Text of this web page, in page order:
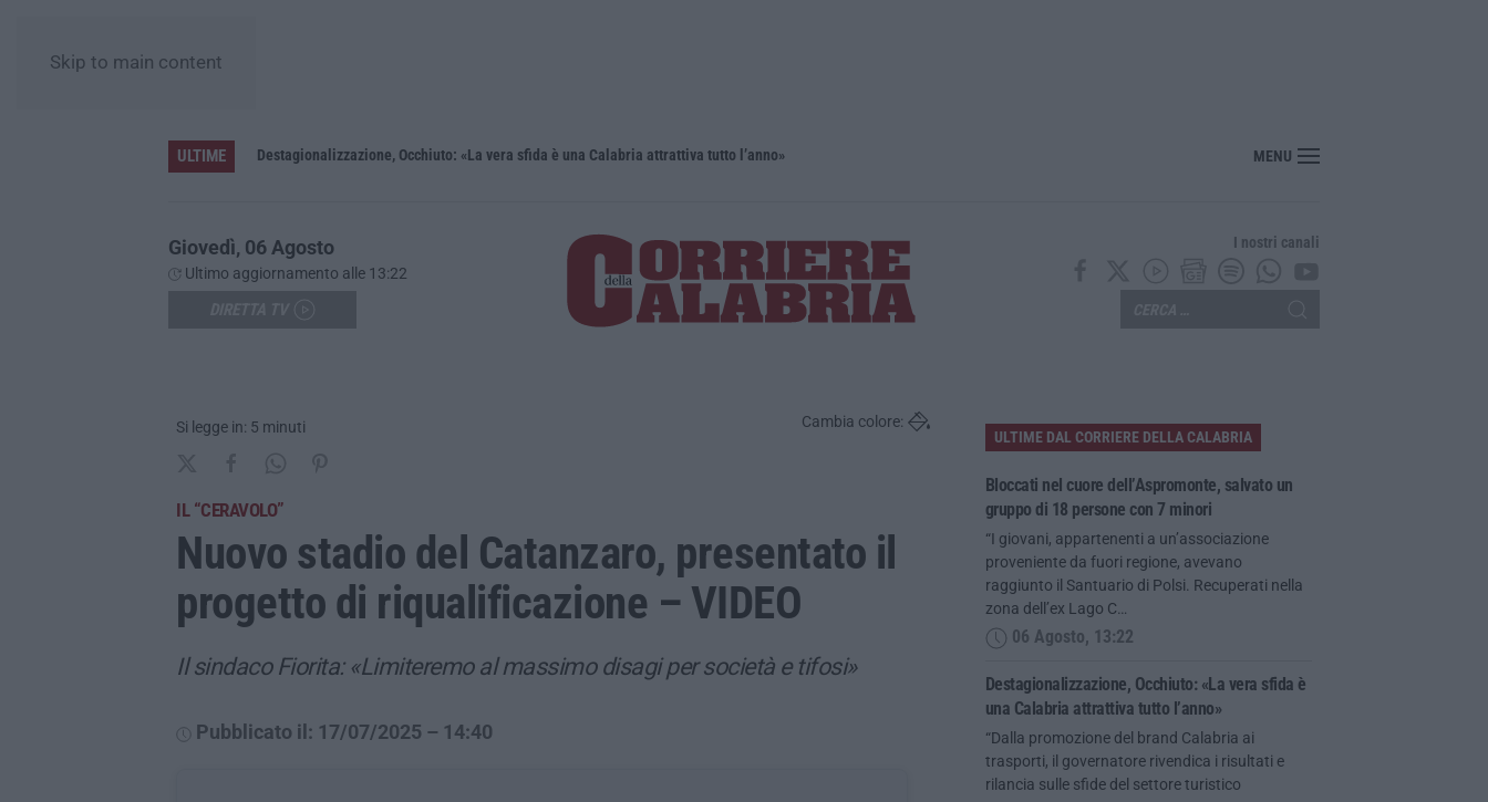
Skip to main content
ULTIME Un museo senza barriere: il MArRC si rinnova nel segno dell’accessibilità e dell’inclusione MENU
Giovedì, 06 Agosto
Ultimo aggiornamento alle 13:22
I nostri canali
Si legge in: 5 minuti Cambia colore:
IL “CERAVOLO”
Nuovo stadio del Catanzaro, presentato il
progetto di riqualificazione – VIDEO
Il sindaco Fiorita: «Limiteremo al massimo disagi per società e tifosi»
Pubblicato il: 17/07/2025 – 14:40
ULTIME DAL CORRIERE DELLA CALABRIA
Bloccati nel cuore dell’Aspromonte, salvato un
gruppo di 18 persone con 7 minori
“I giovani, appartenenti a un’associazione
proveniente da fuori regione, avevano
raggiunto il Santuario di Polsi. Recuperati nella
zona dell’ex Lago C…
06 Agosto, 13:22
Destagionalizzazione, Occhiuto: «La vera sfida è
una Calabria attrattiva tutto l’anno»
“Dalla promozione del brand Calabria ai
trasporti, il governatore rivendica i risultati e
rilancia sulle sfide del settore turistico